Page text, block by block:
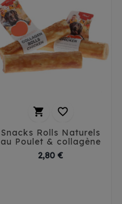
 
Snacks Rolls Naturels
au Poulet & collagène
2,80 €